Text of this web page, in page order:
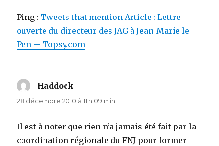
Ping : Tweets that mention Article : Lettre
ouverte du directeur des JAG à Jean-Marie le
Pen -- Topsy.com
Haddock
28 décembre 2010 à 11 h 09 min
Il est à noter que rien n’a jamais été fait par la
coordination régionale du FNJ pour former